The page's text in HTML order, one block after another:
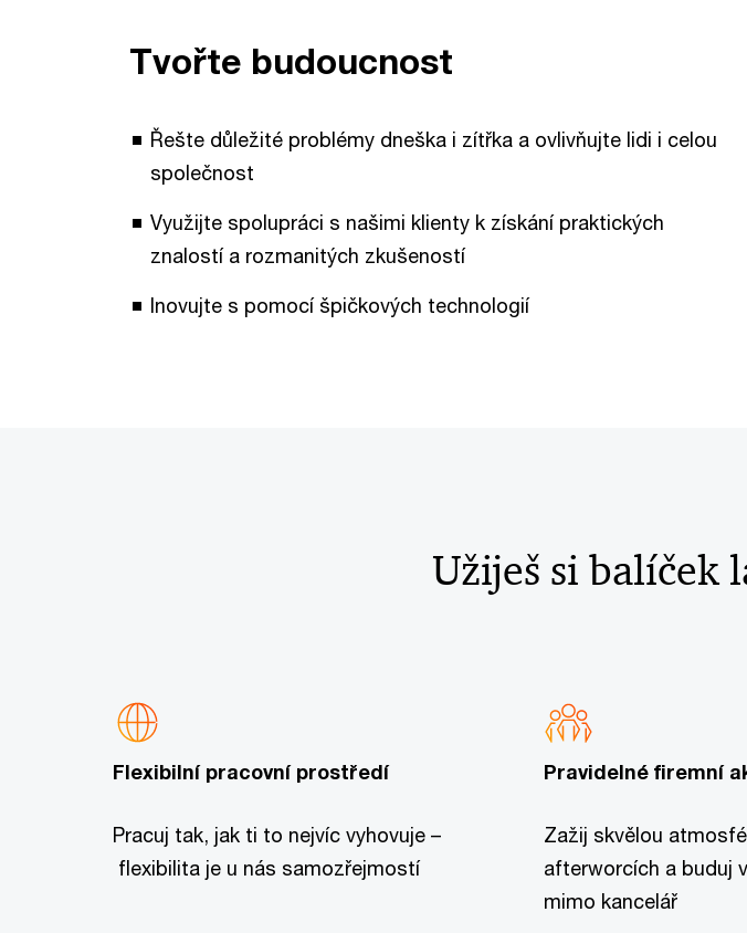
Tvořte budoucnost
Řešte důležité problémy dneška i zítřka a ovlivňujte lidi i celou
společnost
Využijte spolupráci s našimi klienty k získání praktických
znalostí a rozmanitých zkušeností
Inovujte s pomocí špičkových technologií
Užiješ si balíček
Flexibilní pracovní prostředí
Pracuj tak, jak ti to nejvíc vyhovuje –
flexibilita je u nás samozřejmostí
Pravidelné firemní
Zažij skvělou
afterworcích a buduj
mimo kancelář